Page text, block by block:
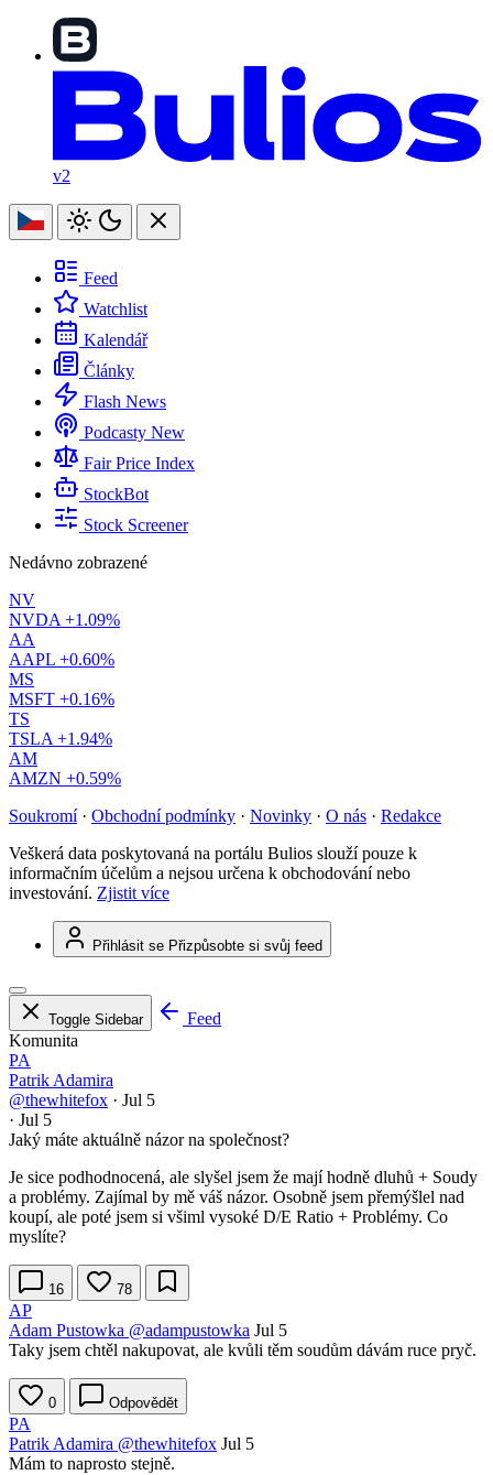
v2
Feed
Watchlist
Kalendář
Články
Flash News
Podcasty New
Fair Price Index
StockBot
Stock Screener
Nedávno zobrazené
NV
NVDA +1.09%
AA
AAPL +0.60%
MS
MSFT +0.16%
TS
TSLA +1.94%
AM
AMZN +0.59%
Soukromí · Obchodní podmínky · Novinky · O nás · Redakce
Veškerá data poskytovaná na portálu Bulios slouží pouze k
informačním účelům a nejsou určena k obchodování nebo
investování. Zjistit více
Přihlásit se Přizpůsobte si svůj feed
Toggle Sidebar
Feed
Komunita
PA
Patrik Adamira
@thewhitefox · Jul 5
· Jul 5
Jaký máte aktuálně názor na společnost?
Je sice podhodnocená, ale slyšel jsem že mají hodně dluhů + Soudy
a problémy. Zajímal by mě váš názor. Osobně jsem přemýšlel nad
koupí, ale poté jsem si všiml vysoké D/E Ratio + Problémy. Co
myslíte?
16 78
AP
Adam Pustowka @adampustowka Jul 5
Taky jsem chtěl nakupovat, ale kvůli těm soudům dávám ruce pryč.
0 Odpovědět
PA
Patrik Adamira @thewhitefox Jul 5
Mám to naprosto stejně.